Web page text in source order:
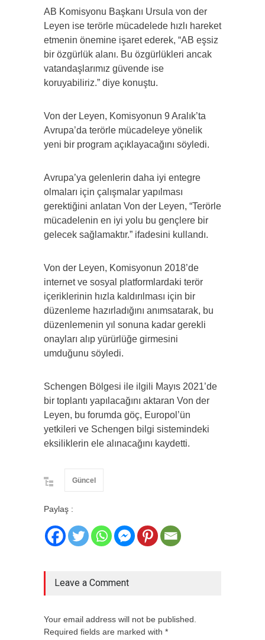
AB Komisyonu Başkanı Ursula von der
Leyen ise terörle mücadelede hızlı hareket
etmenin önemine işaret ederek, “AB eşsiz
bir özgürlük alanı. Bu özgürlükleri ancak
vatandaşlarımız güvende ise
koruyabiliriz.” diye konuştu.
Von der Leyen, Komisyonun 9 Aralık’ta
Avrupa’da terörle mücadeleye yönelik
yeni bir program açıklayacağını söyledi.
Avrupa’ya gelenlerin daha iyi entegre
olmaları için çalışmalar yapılması
gerektiğini anlatan Von der Leyen, “Terörle
mücadelenin en iyi yolu bu gençlere bir
gelecek sağlamaktır.” ifadesini kullandı.
Von der Leyen, Komisyonun 2018’de
internet ve sosyal platformlardaki terör
içeriklerinin hızla kaldırılması için bir
düzenleme hazırladığını anımsatarak, bu
düzenlemenin yıl sonuna kadar gerekli
onayları alıp yürürlüğe girmesini
umduğunu söyledi.
Schengen Bölgesi ile ilgili Mayıs 2021’de
bir toplantı yapılacağını aktaran Von der
Leyen, bu forumda göç, Europol’ün
yetkileri ve Schengen bilgi sistemindeki
eksiliklerin ele alınacağını kaydetti.
Güncel
Paylaş :
Leave a Comment
Your email address will not be published.
Required fields are marked with *